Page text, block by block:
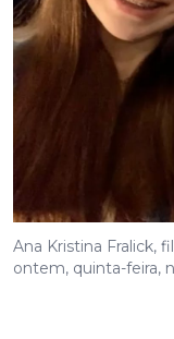
Ana Kristina Fralick,
ontem, quinta-feira,